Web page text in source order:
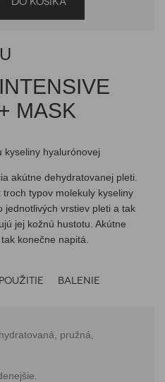
MASK
kyseliny hyalurónovej
akútne dehydratovanej pleti.
typov molekuly kyseliny
jednotlivých vrstiev pleti a tak
jej kožnú hustotu. Akútne
konečne napitá.
POUŽITIE BALENIE
pružná,